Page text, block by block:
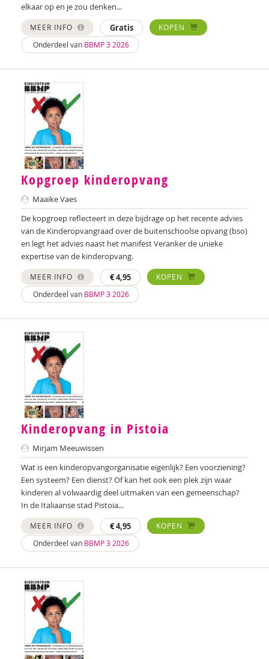
Ymke de Bruijn
Marieke Bruil
Jorn de Bruin
Ed Buitenhek
Jeanet Bus
Johnny van Cadsand
Nathalie Camacho
Roxanna Camfferman
Wilmie Colbers
Tom Compaijen
Ashley Cowles
Esther Daniëls
Petra de Voogd-Klinkhamer
Willem de Vos
Marijke Dekker
Leontine Diemel-Tromp
Ariane van Dijk
Marjolein van Dijk
Monique Dongelmans
Nanne van Doorn
Melle Dotinga
Pauline Dougle
Anki Duin
Edith van Eck
Marieke Effting
elkaar op en je zou denken...
MEER INFO Gratis
KOPEN
Onderdeel van BBMP 3 2026
Kopgroep kinderopvang
Maaike Vaes
De kopgroep reflecteert in deze bijdrage op het recente advies
van de Kinderopvangraad over de buitenschoolse opvang (bso)
en legt het advies naast het manifest Veranker de unieke
expertise van de kinderopvang.
MEER INFO €4,95
KOPEN
Onderdeel van BBMP 3 2026
Kinderopvang in Pistoia
Mirjam Meeuwissen
Wat is een kinderopvangorganisatie eigenlijk? Een voorziening?
Een systeem? Een dienst? Of kan het ook een plek zijn waar
kinderen al volwaardig deel uitmaken van een gemeenschap?
In de Italiaanse stad Pistoia...
MEER INFO €4,95
KOPEN
Onderdeel van BBMP 3 2026